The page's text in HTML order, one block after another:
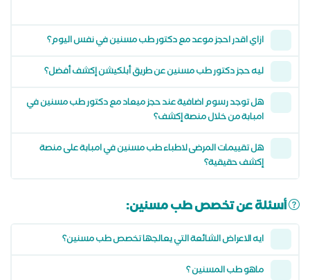
ازاي اقدر احجز موعد مع دكتور طب مسنين في نفس اليوم؟
ليه حجز دكتور طب مسنين عن طريق أبلكيشن إكشف أفضل؟
هل توجد رسوم اضافية عند حجز ميعاد مع دكتور طب مسنين في
امبابة من خلال منصة إكشف؟
هل تقييمات المرضى لاطباء طب مسنين في امبابة على منصة
إكشف حقيقية؟
أسئلة عن تخصص طب مسنين:
ايه الاعراض الشائعة التي يعالجها تخصص طب مسنين؟
ماهو طب المسنين ؟